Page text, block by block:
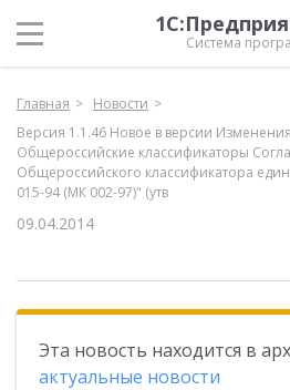
Система
Главная
Новости
Версия 1.1.46 Новое в версии
Общероссийские классификаторы
Общероссийского классификатора
015-94 (МК 002-97)" (утв
09.04.2014
Эта новость находится в
актуальные новости